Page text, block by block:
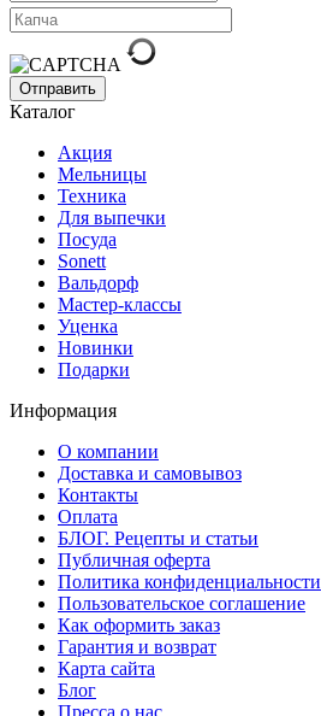
Отправить
Каталог
Акция
Мельницы
Техника
Для выпечки
Посуда
Sonett
Вальдорф
Мастер-классы
Уценка
Новинки
Подарки
Информация
О компании
Доставка и самовывоз
Контакты
Оплата
БЛОГ. Рецепты и статьи
Публичная оферта
Политика конфиденциальности
Пользовательское соглашение
Как оформить заказ
Гарантия и возврат
Карта сайта
Блог
Пресса о нас